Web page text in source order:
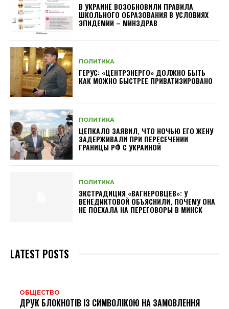
В УКРАИНЕ ВОЗОБНОВИЛИ ПРАВИЛА
ШКОЛЬНОГО ОБРАЗОВАНИЯ В УСЛОВИЯХ
ЭПИДЕМИИ – МИНЗДРАВ
ПОЛИТИКА
ГЕРУС: «ЦЕНТРЭНЕРГО» ДОЛЖНО БЫТЬ
КАК МОЖНО БЫСТРЕЕ ПРИВАТИЗИРОВАНО
ПОЛИТИКА
ЦЕПКАЛО ЗАЯВИЛ, ЧТО НОЧЬЮ ЕГО ЖЕНУ
ЗАДЕРЖИВАЛИ ПРИ ПЕРЕСЕЧЕНИИ
ГРАНИЦЫ РФ С УКРАИНОЙ
ПОЛИТИКА
ЭКСТРАДИЦИЯ «ВАГНЕРОВЦЕВ»: У
ВЕНЕДИКТОВОЙ ОБЪЯСНИЛИ, ПОЧЕМУ ОНА
НЕ ПОЕХАЛА НА ПЕРЕГОВОРЫ В МИНСК
LATEST POSTS
ОБЩЕСТВО
ДРУК БЛОКНОТІВ ІЗ СИМВОЛІКОЮ НА ЗАМОВЛЕННЯ